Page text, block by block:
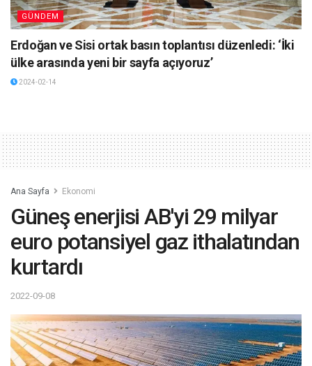
GÜNDEM
Erdoğan ve Sisi ortak basın toplantısı düzenledi: ‘İki
ülke arasında yeni bir sayfa açıyoruz’
2024-02-14
Ana Sayfa Ekonomi
Güneş enerjisi AB'yi 29 milyar
euro potansiyel gaz ithalatından
kurtardı
2022-09-08